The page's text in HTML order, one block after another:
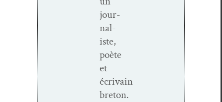
jour­
nal­
iste,
poète
et
écrivain
breton.